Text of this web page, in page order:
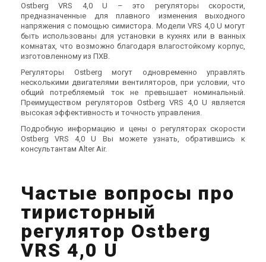
Ostberg VRS 4,0 U – это регуляторы скорости,
предназначенные для плавного изменения выходного
напряжения с помощью симистора. Модели VRS 4,0 U могут
быть использованы для установки в кухнях или в ванных
комнатах, что возможно благодаря влагостойкому корпус,
изготовленному из ПХВ.
Регуляторы Ostberg могут одновременно управлять
несколькими двигателями вентиляторов, при условии, что
общий потребляемый ток не превышает номинальный.
Преимуществом регуляторов Ostberg VRS 4,0 U является
высокая эффективность и точность управления.
Подробную информацию и цены о регуляторах скорости
Ostberg VRS 4,0 U Вы можете узнать, обратившись к
консультантам Alter Air.
Частые вопросы про
тиристорный
регулятор Ostberg
VRS 4,0 U